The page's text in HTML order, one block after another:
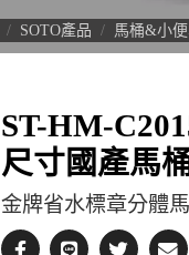
SOTO產品 馬桶&小
ST-HM-
尺寸國產馬
金牌省水標章分體